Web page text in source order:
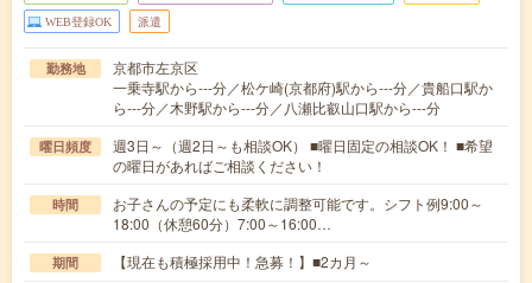
WEB登録OK 派遣
勤務地
京都市左京区
一乗寺駅から---分／松ケ崎(京都府)駅から---分／貴船口駅か
ら---分／木野駅から---分／八瀬比叡山口駅から---分
曜日頻度
週3日～（週2日～も相談OK） ■曜日固定の相談OK！ ■希望
の曜日があればご相談ください！
時間
お子さんの予定にも柔軟に調整可能です。シフト例9:00～
18:00（休憩60分）7:00～16:00…
期間 【現在も積極採用中！急募！】■2カ月～